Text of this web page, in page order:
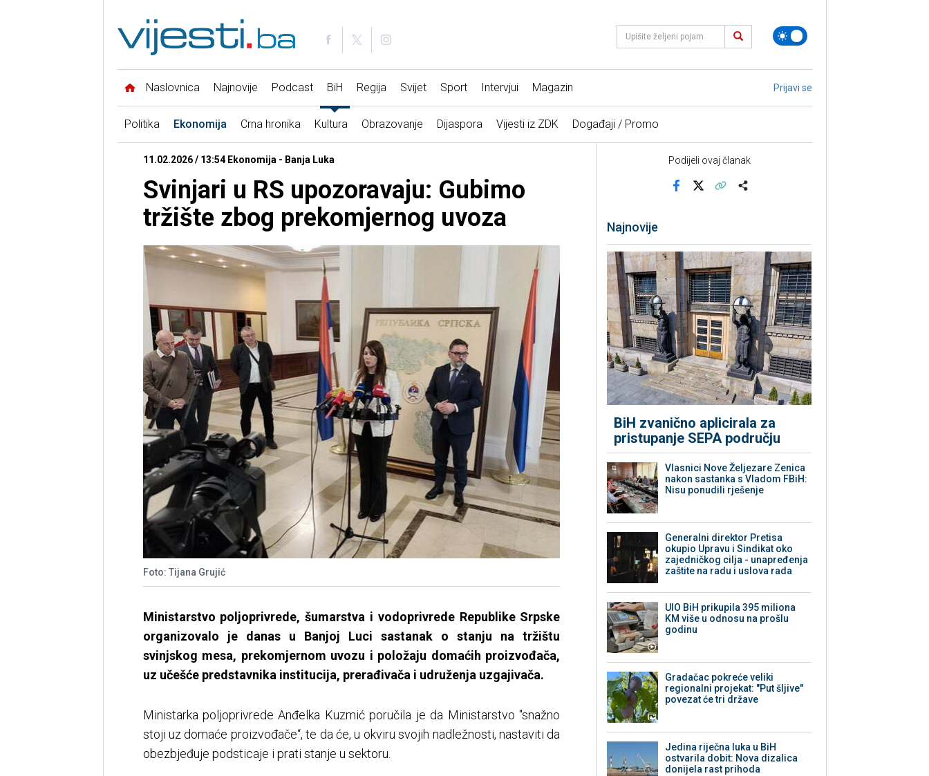
Naslovnica Najnovije Podcast BiH Regija Svijet Sport Intervjui Magazin Prijavi se
Politika Ekonomija Crna hronika Kultura Obrazovanje Dijaspora Vijesti iz ZDK Događaji / Promo
11.02.2026 / 13:54 Ekonomija - Banja Luka
Svinjari u RS upozoravaju: Gubimo
tržište zbog prekomjernog uvoza
Foto: Tijana Grujić
Ministarstvo poljoprivrede, šumarstva i vodoprivrede Republike Srpske
organizovalo je danas u Banjoj Luci sastanak o stanju na tržištu
svinjskog mesa, prekomjernom uvozu i položaju domaćih proizvođača,
uz učešće predstavnika institucija, prerađivača i udruženja uzgajivača.
Ministarka poljoprivrede Anđelka Kuzmić poručila je da Ministarstvo "snažno
stoji uz domaće proizvođače“, te da će, u okviru svojih nadležnosti, nastaviti da
obezbjeđuje podsticaje i prati stanje u sektoru.
Podijeli ovaj članak
Najnovije
BiH zvanično aplicirala za
pristupanje SEPA području
Vlasnici Nove Željezare Zenica
nakon sastanka s Vladom FBiH:
Nisu ponudili rješenje
Generalni direktor Pretisa
okupio Upravu i Sindikat oko
zajedničkog cilja - unapređenja
zaštite na radu i uslova rada
UIO BiH prikupila 395 miliona
KM više u odnosu na prošlu
godinu
Gradačac pokreće veliki
regionalni projekat: "Put šljive"
povezat će tri države
Jedina riječna luka u BiH
ostvarila dobit: Nova dizalica
donijela rast prihoda